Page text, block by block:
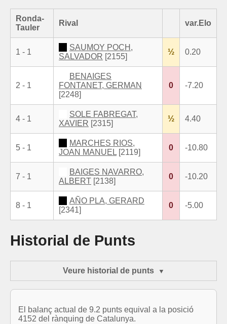
Ronda-
Tauler
Rival var.Elo
1 - 1
SAUMOY POCH,
SALVADOR [2155]
½ 0.20
2 - 1
BENAIGES
FONTANET, GERMAN
[2248]
0 -7.20
4 - 1
SOLE FABREGAT,
XAVIER [2315]
½ 4.40
5 - 1
MARCHES RIOS,
JOAN MANUEL [2119]
0 -10.80
7 - 1
BAIGES NAVARRO,
ALBERT [2138]
0 -10.20
8 - 1
AÑO PLA, GERARD
[2341]
0 -5.00
Historial de Punts
Veure historial de punts
El balanç actual de 9.2 punts equival a la posició
4152 del rànquing de Catalunya.